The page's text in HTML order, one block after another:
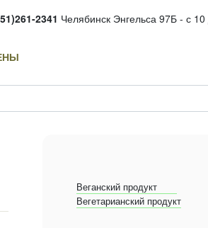
2341 Челябинск Энгельса 97Б - с
Веганский продукт
Вегетарианский продукт